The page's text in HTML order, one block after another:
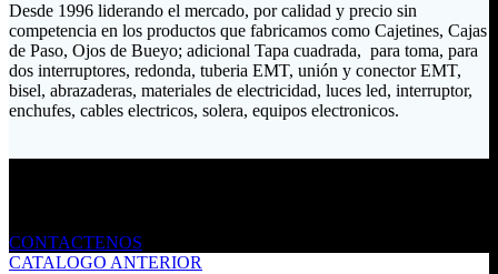
Desde 1996 liderando el mercado, por calidad y precio sin
competencia en los productos que fabricamos como Cajetines, Cajas
de Paso, Ojos de Bueyo; adicional Tapa cuadrada, para toma, para
dos interruptores, redonda, tuberia EMT, unión y conector EMT,
bisel, abrazaderas, materiales de electricidad, luces led, interruptor,
enchufes, cables electricos, solera, equipos electronicos.
CONTACTENOS
CATALOGO ANTERIOR